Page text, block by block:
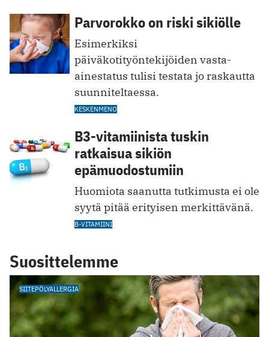
Parvorokko on riski sikiölle
Esimerkiksi
päiväkotityöntekijöiden vasta-
ainestatus tulisi testata jo raskautta
suunniteltaessa.
KESKENMENO
B3-vitamiinista tuskin
ratkaisua sikiön
epämuodostumiin
Huomiota saanutta tutkimusta ei ole
syytä pitää erityisen merkittävänä.
B-VITAMIINI
Suosittelemme
SIITEPÖLYALLERGIA